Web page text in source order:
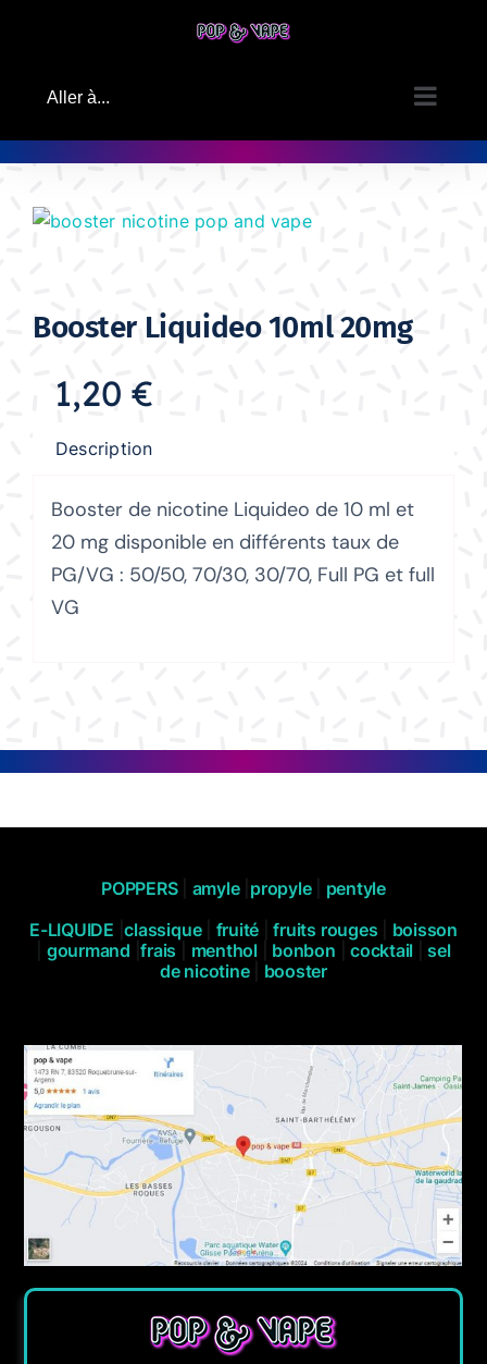
Aller à...
Booster Liquideo 10ml 20mg
1,20 €
Description
Booster de nicotine Liquideo de 10 ml et
20 mg disponible en différents taux de
PG/VG : 50/50, 70/30, 30/70, Full PG et full
VG
POPPERS| amyle| propyle| pentyle
E-LIQUIDE |classique fruité fruits rouges
boisson
gourmand |frais menthol bonbon |cocktail
sel
de nicotine| booster